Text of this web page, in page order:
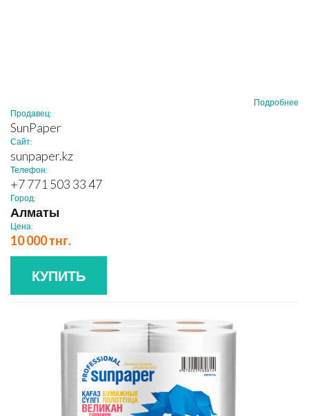
Подробнее
Продавец:
SunPaper
Сайт:
sunpaper.kz
Телефон:
+7 771 503 33 47
Город:
Алматы
Цена:
10 000 тнг.
КУПИТЬ